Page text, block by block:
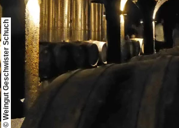
events
booking & service
Shop Rheinhessen-Blog
© Weingut Geschwister Schuch